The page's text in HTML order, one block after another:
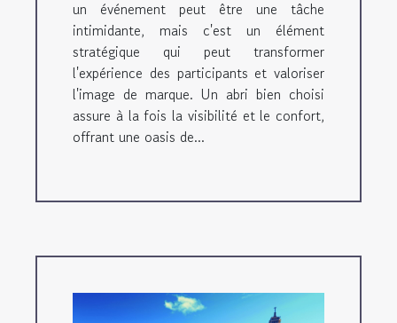
un événement peut être une tâche
intimidante, mais c'est un élément
stratégique qui peut transformer
l'expérience des participants et valoriser
l'image de marque. Un abri bien choisi
assure à la fois la visibilité et le confort,
offrant une oasis de...